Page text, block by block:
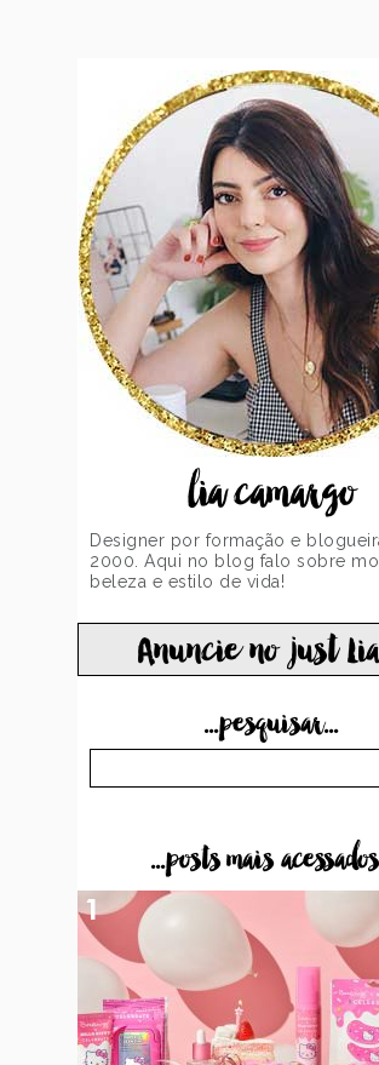
lia camargo
Designer por formação e
2000. Aqui no blog falo sobre
beleza e estilo de vida!
Anuncie no just Lia
...pesquisar...
...posts mais
1